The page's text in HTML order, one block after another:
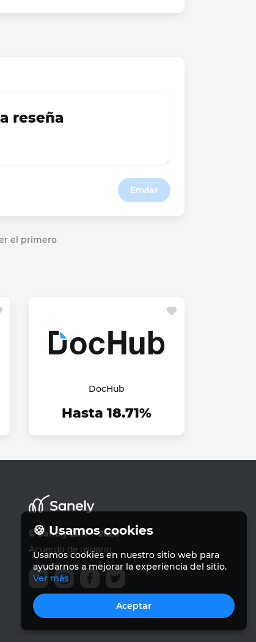
Enviar
reseña
el primero
DocHub
Hasta 18.71%
© Sanely 2017 – 2026
Acuerdo de usuario
🍪 Usamos cookies
Usamos cookies en nuestro sitio web para
ayudarnos a mejorar la experiencia del sitio.
Ver más
Aceptar